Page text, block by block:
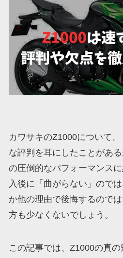
カワサキのZ1000について
な評判を耳にしたことがあ
の圧倒的なパフォーマンス
入後に「曲がらない」ので
か他の理由で後悔するので
方も少なくないでしょう。
この記事では、Z1000の真